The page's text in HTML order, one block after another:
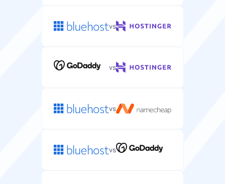
Linux
操作系统
Linux
vs
vs
vs
vs